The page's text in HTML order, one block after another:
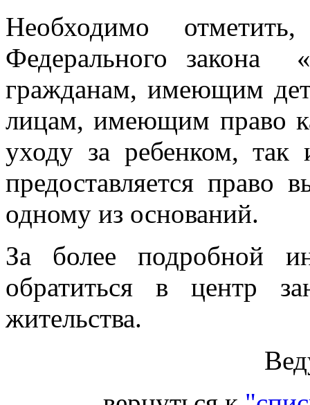
Необходимо
Федерального закона
гражданам, имеющим
лицам, имеющим право
уходу за ребенком, так
предоставляется
одному из оснований.
За более подробной
обратиться в центр
жительства.